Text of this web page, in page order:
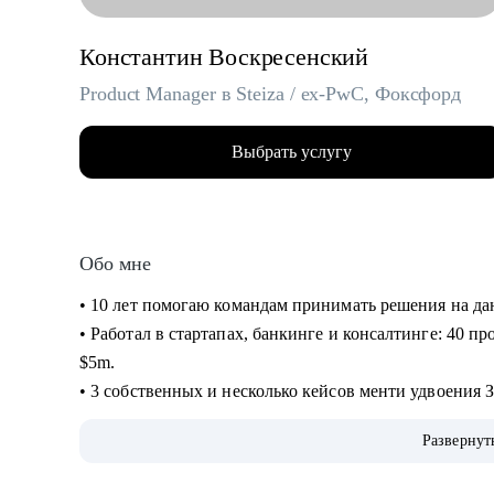
Константин Воскресенский
Product Manager в Steiza / ex-PwC, Фоксфорд
Выбрать услугу
Обо мне
• 10 лет помогаю командам принимать решения на
• Работал в стартапах, банкинге и консалтинге: 40
$5m.
• 3 собственных и несколько кейсов менти
• На ты. Не в легкости, но на чилле. Живу в